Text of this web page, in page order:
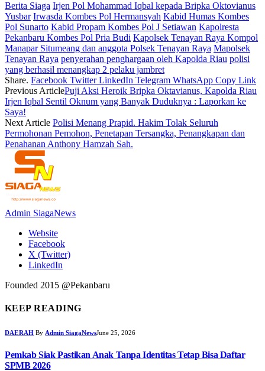
Berita Siaga Irjen Pol Mohammad Iqbal kepada Bripka Oktovianus
Yusbar Irwasda Kombes Pol Hermansyah Kabid Humas Kombes
Pol Sunarto Kabid Propam Kombes Pol J Setiawan Kapolresta
Pekanbaru Kombes Pol Pria Budi Kapolsek Tenayan Raya Kompol
Manapar Situmeang dan anggota Polsek Tenayan Raya Mapolsek
Tenayan Raya penyerahan penghargaan oleh Kapolda Riau polisi
yang berhasil menangkap 2 pelaku jambret
Share. Facebook Twitter LinkedIn Telegram WhatsApp Copy Link
Previous ArticlePuji Aksi Heroik Bripka Oktavianus, Kapolda Riau
Irjen Iqbal Sentil Oknum yang Banyak Duduknya : Laporkan ke
Saya!
Next Article Polisi Menang Prapid. Hakim Tolak Seluruh
Permohonan Pemohon, Penetapan Tersangka, Penangkapan dan
Penahanan Anthony Hamzah Sah.
Admin SiagaNews
Website
Facebook
X (Twitter)
LinkedIn
Founded 2015 @Pekanbaru
KEEP READING
DAERAH By Admin SiagaNewsJune 25, 2026
Pemkab Siak Pastikan Anak Tanpa Identitas Tetap Bisa Daftar
SPMB 2026